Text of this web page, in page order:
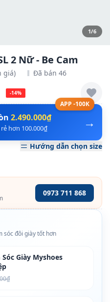
1/6
2 Nữ - Be Cam
giá) Đã bán 46
-14%
APP -100K
→
2.490.000₫
hơn 100.000₫
Hướng dẫn chọn size
0973 711 868
sóc đôi giày tốt hơn
Giày Myshoes